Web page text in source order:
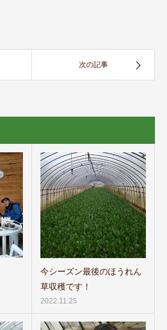
次の記事
今シーズン最後のほうれん
草収穫です！
2022.11.25